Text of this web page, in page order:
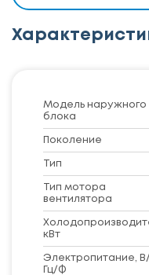
Модель наружного
блока
Поколение
Тип
Тип мотора
вентилятора
кВт
Электропитание, В/
Гц/Ф